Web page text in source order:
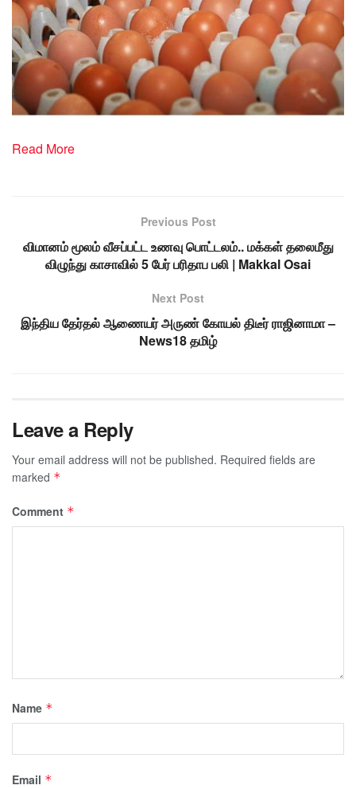
Read More
Previous Post
விமானம் மூலம் வீசப்பட்ட உணவு பொட்டலம்.. மக்கள் தலைமீது
விழுந்து காசாவில் 5 பேர் பரிதாப பலி | Makkal Osai
Next Post
இந்திய தேர்தல் ஆணையர் அருண் கோயல் திடீர் ராஜினாமா –
News18 தமிழ்
Leave a Reply
Your email address will not be published. Required fields are
marked *
Comment *
Name *
Email *